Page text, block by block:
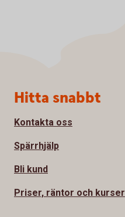
Sidfot
Hitta snabbt
Kontakta oss
Spärrhjälp
Bli kund
Priser, räntor och kurser